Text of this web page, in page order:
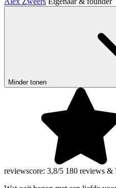
Minder tonen
reviewscore: 3,8/5 180 reviews &